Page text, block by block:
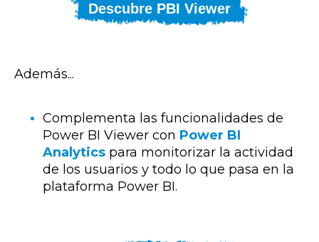
Descubre PBI Viewer
Además...
Complementa las funcionalidades de
Power BI Viewer con Power BI
Analytics para monitorizar la actividad
de los usuarios y todo lo que pasa en la
plataforma Power BI.